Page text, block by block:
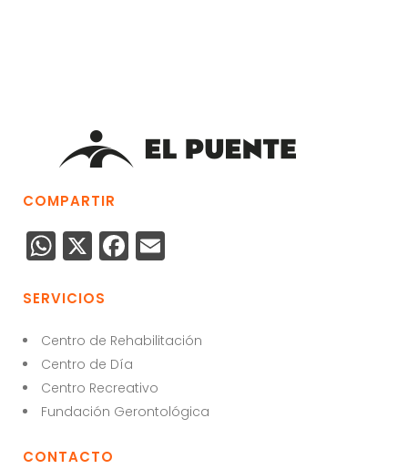
COMPARTIR
W
h
a
ts
A
p
p
X F
a
e
b
o
o
l
SERVICIOS
Centro de Rehabilitación
Centro de Día
Centro Recreativo
Fundación Gerontológica
CONTACTO